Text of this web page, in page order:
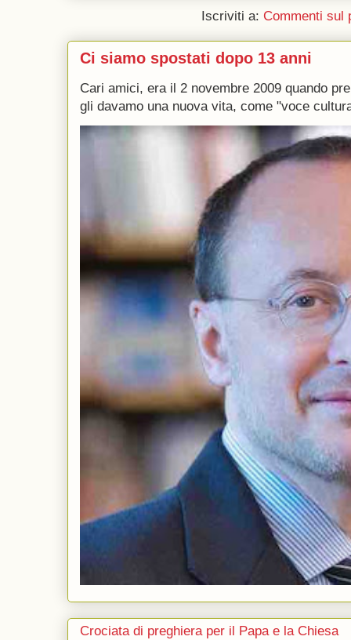
Iscriviti a: Commenti sul
Ci siamo spostati dopo 13 anni
Cari amici, era il 2 novembre 2009 quando
gli davamo una nuova vita, come "voce
Crociata di preghiera per il Papa e la Chiesa